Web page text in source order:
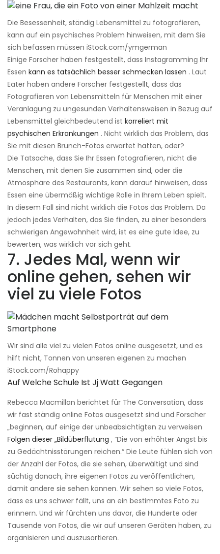
Die Besessenheit, ständig Lebensmittel zu fotografieren,
kann auf ein psychisches Problem hinweisen, mit dem Sie
sich befassen müssen iStock.com/ymgerman
Einige Forscher haben festgestellt, dass Instagramming Ihr
Essen kann es tatsächlich besser schmecken lassen . Laut
Eater haben andere Forscher festgestellt, dass das
Fotografieren von Lebensmitteln für Menschen mit einer
Veranlagung zu ungesunden Verhaltensweisen in Bezug auf
Lebensmittel gleichbedeutend ist korreliert mit
psychischen Erkrankungen . Nicht wirklich das Problem, das
Sie mit diesen Brunch-Fotos erwartet hatten, oder?
Die Tatsache, dass Sie Ihr Essen fotografieren, nicht die
Menschen, mit denen Sie zusammen sind, oder die
Atmosphäre des Restaurants, kann darauf hinweisen, dass
Essen eine übermäßig wichtige Rolle in Ihrem Leben spielt.
In diesem Fall sind nicht wirklich die Fotos das Problem. Da
jedoch jedes Verhalten, das Sie finden, zu einer besonders
schwierigen Angewohnheit wird, ist es eine gute Idee, zu
bewerten, was wirklich vor sich geht.
7. Jedes Mal, wenn wir
online gehen, sehen wir
viel zu viele Fotos
Wir sind alle viel zu vielen Fotos online ausgesetzt, und es
hilft nicht, Tonnen von unseren eigenen zu machen
iStock.com/Rohappy
Auf Welche Schule Ist Jj Watt Gegangen
Rebecca Macmillan berichtet für The Conversation, dass
wir fast ständig online Fotos ausgesetzt sind und Forscher
„beginnen, auf einige der unbeabsichtigten zu verweisen
Folgen dieser „Bildüberflutung , “Die von erhöhter Angst bis
zu Gedächtnisstörungen reichen.“ Die Leute fühlen sich von
der Anzahl der Fotos, die sie sehen, überwältigt und sind
süchtig danach, ihre eigenen Fotos zu veröffentlichen,
damit andere sie sehen können. Wir sehen so viele Fotos,
dass es uns schwer fällt, uns an ein bestimmtes Foto zu
erinnern. Und wir fürchten uns davor, die Hunderte oder
Tausende von Fotos, die wir auf unseren Geräten haben, zu
organisieren und auszusortieren.